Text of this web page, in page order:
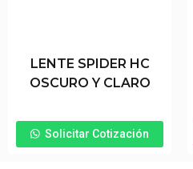
LENTE SPIDER HC
OSCURO Y CLARO
Solicitar Cotización